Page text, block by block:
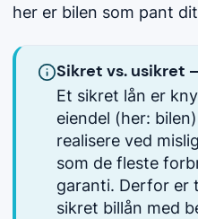
her er bilen som pant
Sikret vs. usikret
Et sikret lån er
eiendel (her:
realisere ved
som de fleste
garanti. Derfor er
sikret billån med